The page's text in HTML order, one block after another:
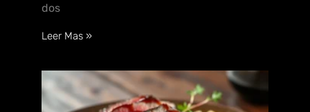
dos
Leer Mas »